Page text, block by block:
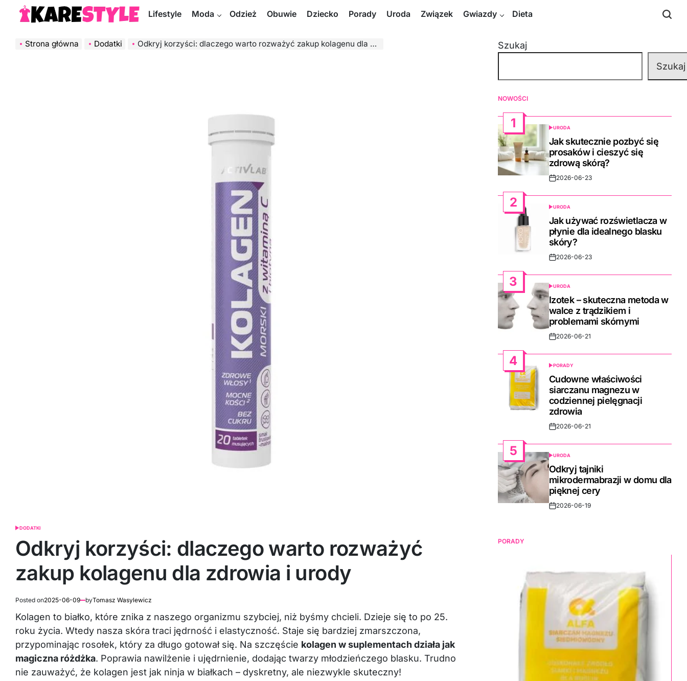
KareStyle.pl
Lifestyle Moda Odzież Obuwie Dziecko Porady Uroda Związek Gwiazdy Dieta
Strona główna Dodatki Odkryj korzyści: dlaczego warto rozważyć zakup kolagenu dla zdrowia i urody
POSTED
DODATKI
Odkryj korzyści: dlaczego warto rozważyć
zakup kolagenu dla zdrowia i urody
Posted on2025-06-09 byTomasz Wasylewicz
Kolagen to białko, które znika z naszego organizmu szybciej, niż byśmy chcieli. Dzieje się to po 25.
roku życia. Wtedy nasza skóra traci jędrność i elastyczność. Staje się bardziej zmarszczona,
przypominając rosołek, który za długo gotował się. Na szczęście kolagen w suplementach działa jak
magiczna różdżka. Poprawia nawilżenie i ujędrnienie, dodając twarzy młodzieńczego blasku. Trudno
nie zauważyć, że kolagen jest jak ninja w białkach – dyskretny, ale niezwykle skuteczny!
Szukaj
Szukaj
NOWOŚCI
1
POSTED
IN
URODA
Jak skutecznie pozbyć się
prosaków i cieszyć się
zdrową skórą?
Post2026-06-23
2
POSTED
IN
URODA
Jak używać rozświetlacza w
płynie dla idealnego blasku
skóry?
Post2026-06-23
3
POSTED
IN
URODA
Izotek – skuteczna metoda w
walce z trądzikiem i
problemami skórnymi
Post2026-06-21
4
POSTED
IN
PORADY
Cudowne właściwości
siarczanu magnezu w
codziennej pielęgnacji
zdrowia
Post2026-06-21
5
POSTED
IN
URODA
Odkryj tajniki
mikrodermabrazji w domu dla
pięknej cery
Post2026-06-19
PORADY